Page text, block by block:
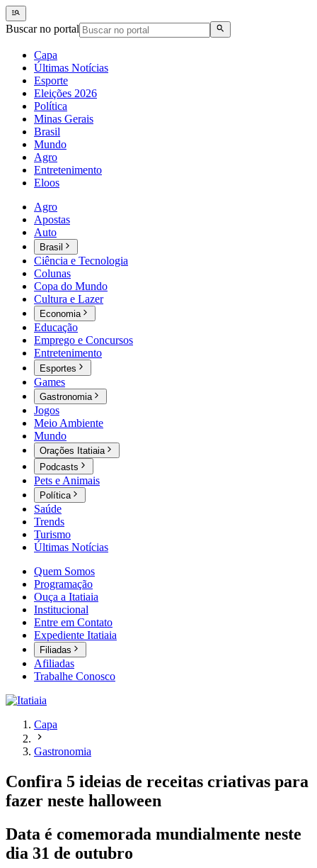
Buscar no portal
Capa
Últimas Notícias
Esporte
Eleições 2026
Política
Minas Gerais
Brasil
Mundo
Agro
Entretenimento
Eloos
Agro
Apostas
Auto
Brasil
Ciência e Tecnologia
Colunas
Copa do Mundo
Cultura e Lazer
Economia
Educação
Emprego e Concursos
Entretenimento
Esportes
Games
Gastronomia
Jogos
Meio Ambiente
Mundo
Orações Itatiaia
Podcasts
Pets e Animais
Política
Saúde
Trends
Turismo
Últimas Notícias
Quem Somos
Programação
Ouça a Itatiaia
Institucional
Entre em Contato
Expediente Itatiaia
Filiadas
Afiliadas
Trabalhe Conosco
Capa
Gastronomia
Confira 5 ideias de receitas criativas para
fazer neste halloween
Data é comemorada mundialmente neste
dia 31 de outubro